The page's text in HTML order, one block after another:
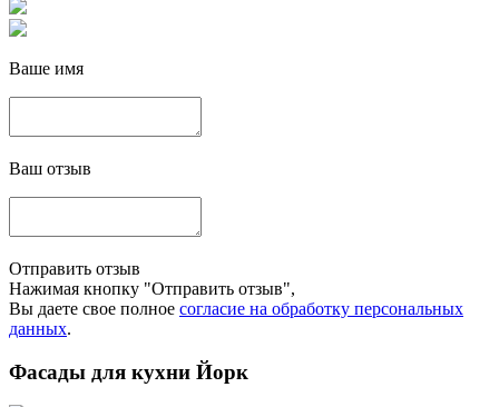
Ваше имя
Ваш отзыв
Отправить отзыв
Нажимая кнопку "Отправить отзыв",
Вы даете свое полное согласие на обработку персональных
данных.
Фасады для кухни Йорк